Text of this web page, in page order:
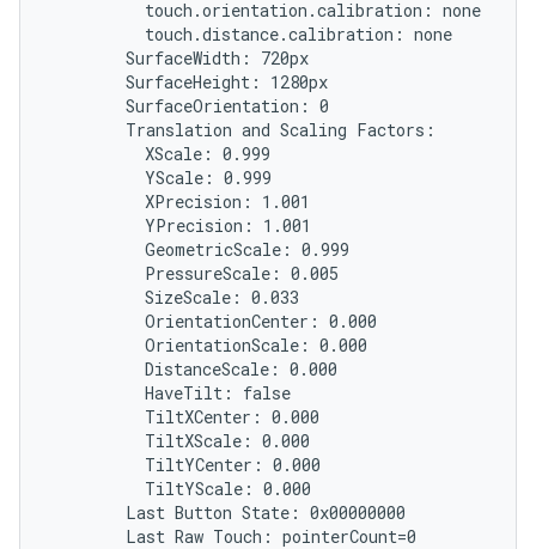
          touch.orientation.calibration: none
          touch.distance.calibration: none
        SurfaceWidth: 720px
        SurfaceHeight: 1280px
        SurfaceOrientation: 0
        Translation and Scaling Factors:
          XScale: 0.999
          YScale: 0.999
          XPrecision: 1.001
          YPrecision: 1.001
          GeometricScale: 0.999
          PressureScale: 0.005
          SizeScale: 0.033
          OrientationCenter: 0.000
          OrientationScale: 0.000
          DistanceScale: 0.000
          HaveTilt: false
          TiltXCenter: 0.000
          TiltXScale: 0.000
          TiltYCenter: 0.000
          TiltYScale: 0.000
        Last Button State: 0x00000000
        Last Raw Touch: pointerCount=0